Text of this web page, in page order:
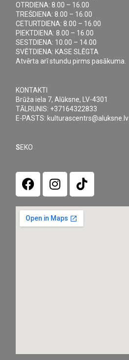
OTRDIENA: 8.00 – 16.00
TREŠDIENA: 8.00 – 16.00
CETURTDIENA: 8.00 – 16.00
PIEKTDIENA: 8.00 – 16.00
SESTDIENA: 10.00 – 14.00
SVĒTDIENA: KASE SLĒGTA
Atvērta arī stundu pirms pasākuma.
KONTAKTI
Brūža iela 7, Alūksne, LV-4301
TĀLRUNIS: +37164322833
E-PASTS: kulturascentrs@aluksne.lv
SEKO